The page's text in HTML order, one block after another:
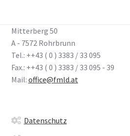
Mitterberg 50
A - 7572 Rohrbrunn
Tel.: ++43 ( 0 ) 3383 / 33 095
Fax.: ++43 ( 0 ) 3383 / 33 095 - 39
Mail: office@fmld.at
Datenschutz